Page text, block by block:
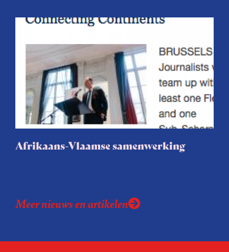
zijn meer dan 600.000 nieuwsberichten van
meer dan 800 nationale, regionale en lokale
politieke partijen te vinden. Ben je
bijvoorbeeld geïnteresseerd in
energietransitie, hoogbouw of
fietsinfrastructuur? Dan kan je eenvoudig
instellen dat je direct, elk uur of eke zes
uur een e-mail wil ontvangen over deze
zoekwoorden. Ideaal voor betrokken
belangenbehartigers!
Afrikaans-Vlaamse samenwerking
Meer nieuws en artikelen